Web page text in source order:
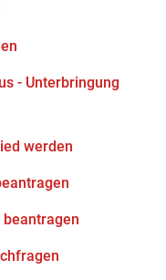
- Unterbringung
werden